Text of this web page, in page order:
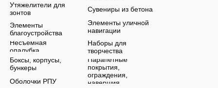
Парапетные
покрытия,
ограждения,
навершия
Наборы для
творчества
Элементы уличной
навигации
Сувениры из бетона
Оболочки РПУ
Боксы, корпусы,
бункеры
Несъемная
опалубка
Элементы
благоустройства
Утяжелители для
зонтов